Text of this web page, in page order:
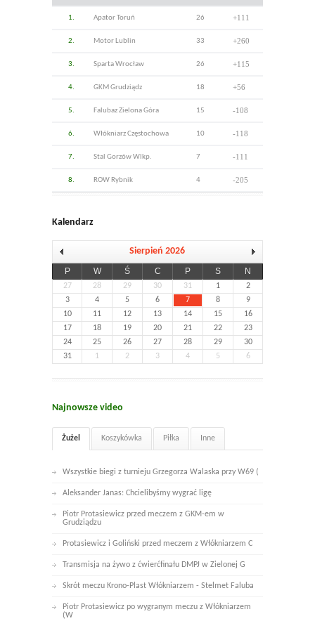
1. Apator Toruń 26 +111
2. Motor Lublin 33 +260
3. Sparta Wrocław 26 +115
4. GKM Grudziądz 18 +56
5. Falubaz Zielona Góra 15 -108
6. Włókniarz Częstochowa 10 -118
7. Stal Gorzów Wlkp. 7 -111
8. ROW Rybnik 4 -205
Kalendarz
Sierpień 2026
P W Ś C P S N
27 28 29 30 31 1
2
3
4 5 6 7 8
9
10
11 12 13 14 15
16
17
18 19 20 21 22
23
24
25 26 27 28 29
30
31
1 2 3 4 5 6
Najnowsze video
Żużel Koszykówka Piłka Inne
Wszystkie biegi z turnieju Grzegorza Walaska przy W69 (
Aleksander Janas: Chcielibyśmy wygrać ligę
Piotr Protasiewicz przed meczem z GKM-em w
Grudziądzu
Protasiewicz i Goliński przed meczem z Włókniarzem C
Transmisja na żywo z ćwierćfinału DMPJ w Zielonej G
Skrót meczu Krono-Plast Włókniarzem - Stelmet Faluba
Piotr Protasiewicz po wygranym meczu z Włókniarzem
(W